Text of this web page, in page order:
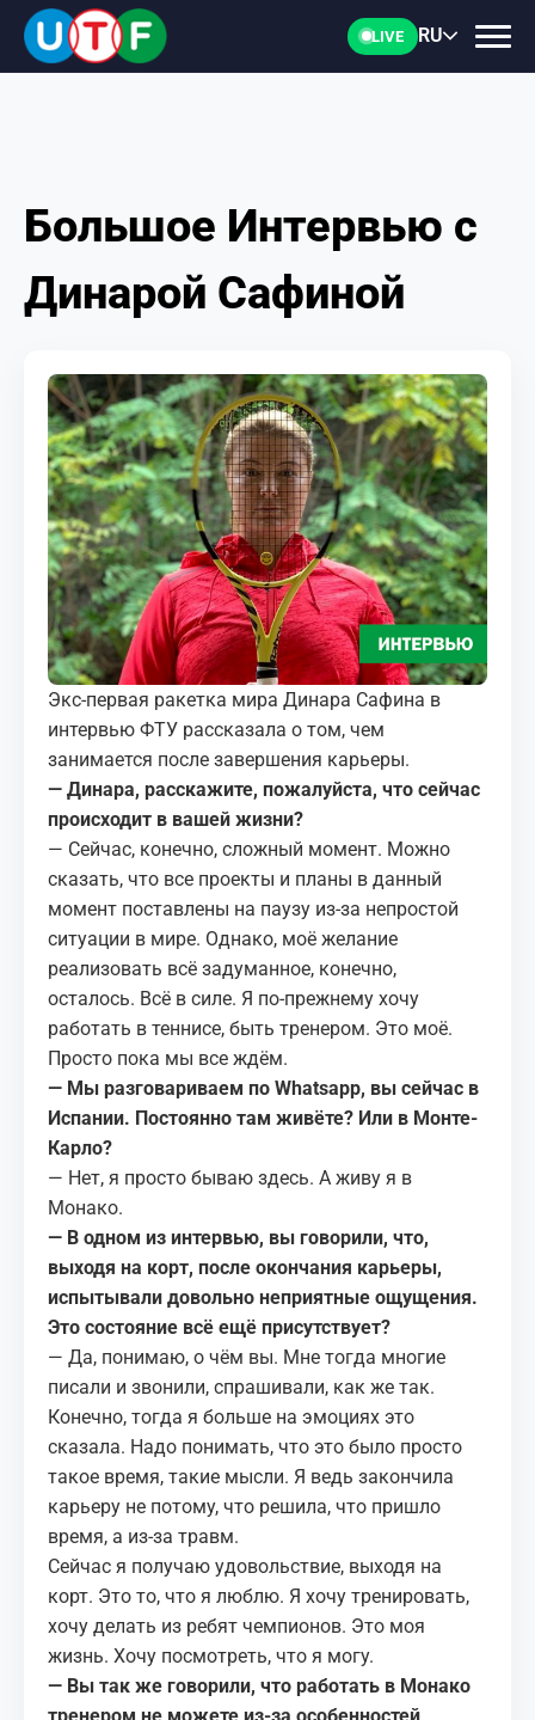
LIVE RU
ГЛАВНАЯ
ФТУ
ДОКУМЕНТЫ
ПЕРСОНАЛИИ
МЕДИА
КОРТЫ
КОНТАКТЫ
UZ-PIN
Большое Интервью с
Динарой Сафиной
Экс-первая ракетка мира Динара Сафина в
интервью ФТУ рассказала о том, чем
занимается после завершения карьеры.
— Динара, расскажите, пожалуйста, что сейчас
происходит в вашей жизни?
— Сейчас, конечно, сложный момент. Можно
сказать, что все проекты и планы в данный
момент поставлены на паузу из-за непростой
ситуации в мире. Однако, моё желание
реализовать всё задуманное, конечно,
осталось. Всё в силе. Я по-прежнему хочу
работать в теннисе, быть тренером. Это моё.
Просто пока мы все ждём.
— Мы разговариваем по Whatsapp, вы сейчас в
Испании. Постоянно там живёте? Или в Монте-
Карло?
— Нет, я просто бываю здесь. А живу я в
Монако.
— В одном из интервью, вы говорили, что,
выходя на корт, после окончания карьеры,
испытывали довольно неприятные ощущения.
Это состояние всё ещё присутствует?
— Да, понимаю, о чём вы. Мне тогда многие
писали и звонили, спрашивали, как же так.
Конечно, тогда я больше на эмоциях это
сказала. Надо понимать, что это было просто
такое время, такие мысли. Я ведь закончила
карьеру не потому, что решила, что пришло
время, а из-за травм.
Сейчас я получаю удовольствие, выходя на
корт. Это то, что я люблю. Я хочу тренировать,
хочу делать из ребят чемпионов. Это моя
жизнь. Хочу посмотреть, что я могу.
— Вы так же говорили, что работать в Монако